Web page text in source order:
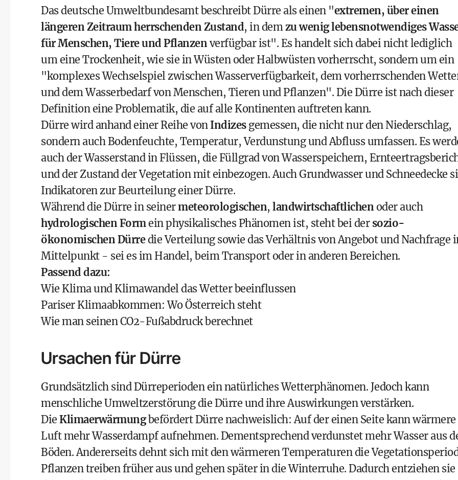
Dasdeutsche Umweltbundesamt beschreibt Dürre als einen "extremen, über einen
längeren Zeitraum herrschenden Zustand, in demzu wenig lebensnotwendiges
für Menschen, Tiere und Pflanzen verfügbar ist". Es handelt sich dabei nicht lediglich
um eine Trockenheit, wie sie in Wüsten oder Halbwüsten vorherrscht, sondern um ein
"komplexes Wechselspiel zwischen Wasserverfügbarkeit, dem vorherrschenden
und dem Wasserbedarf von Menschen, Tieren und Pflanzen". Die Dürre ist nach dieser
Definition eine Problematik, die auf alle Kontinenten auftreten kann.
Dürre wird anhand einer Reihe von Indizesgemessen, die nicht nur den Niederschlag,
sondern auch Bodenfeuchte, Temperatur, Verdunstung und Abfluss umfassen. Es
auch der Wasserstand in Flüssen, die Füllgrad von Wasserspeichern,
und der Zustand der Vegetation mit einbezogen. Auch Grundwasser und Schneedecke
Indikatoren zur Beurteilung einer Dürre.
Während die Dürre in seinermeteorologischen, landwirtschaftlichen oder auch
hydrologischen Formein physikalisches Phänomen ist, steht bei der sozio-
ökonomischen Dürredie Verteilung sowie das Verhältnis von Angebot und Nachfrage
Mittelpunkt - sei es im Handel, beim Transport oder in anderen Bereichen.
Passend dazu:
Wie Klima und Klimawandel das Wetter beeinflussen
Pariser Klimaabkommen: Wo Österreich steht
Wie man seinen CO2-Fußabdruck berechnet
Ursachen für Dürre
Grundsätzlich sind Dürreperioden ein natürliches Wetterphänomen. Jedoch kann
menschliche Umweltzerstörung die Dürre und ihre Auswirkungen verstärken.
Die Klimaerwärmungbefördert Dürre nachweislich: Auf der einen Seite kann wärmere
Luft mehr Wasserdampf aufnehmen. Dementsprechend verdunstet mehr Wasser aus
Böden. Andererseits dehnt sich mit den wärmeren Temperaturen die
Pflanzen treiben früher aus und gehen später in die Winterruhe. Dadurch entziehen sie